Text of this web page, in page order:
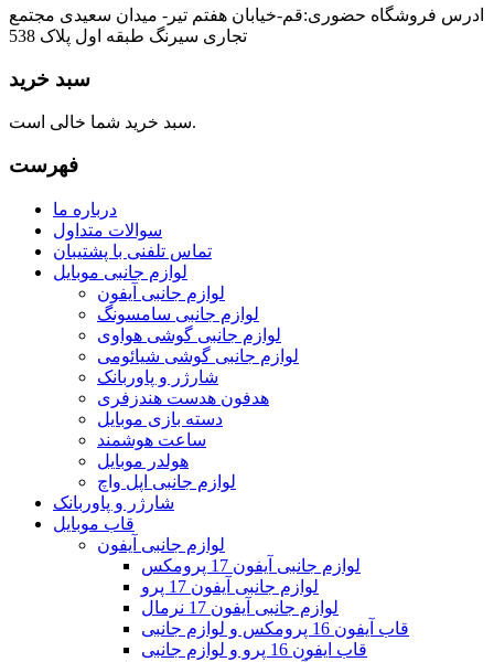
ادرس فروشگاه حضوری:قم-خیابان هفتم تیر- میدان سعیدی مجتمع
تجاری سیرنگ طبقه اول پلاک 538
سبد خرید
سبد خرید شما خالی است.
فهرست
درباره ما
سوالات متداول
تماس تلفنی با پشتیبان
لوازم جانبی موبایل
لوازم جانبی آیفون
لوازم جانبی سامسونگ
لوازم جانبی گوشی هواوی
لوازم جانبی گوشی شیائومی
شارژر و پاوربانک
هدفون هدست هندزفری
دسته بازی موبایل
ساعت هوشمند
هولدر موبایل
لوازم جانبی اپل واچ
شارژر و پاوربانک
قاب موبایل
لوازم جانبی آیفون
لوازم جانبی آیفون 17 پرومکس
لوازم جانبی آیفون 17 پرو
لوازم جانبی آیفون 17 نرمال
قاب آیفون 16 پرومکس و لوازم جانبی
قاب ایفون 16 پرو و لوازم جانبی